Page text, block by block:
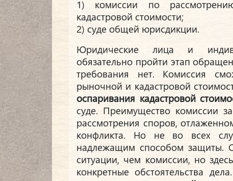
1) комиссии по
кадастровой стоимости;
2) суде общей юрисдикции.
Юридические лица и
обязательно пройти этап
требования нет. Комиссия
рыночной и кадастровой
оспаривания кадастровой
суде. Преимущество комиссии
рассмотрения споров,
конфликта. Но не во всех
надлежащим способом защиты.
ситуации, чем комиссии, но
конкретные обстоятельства